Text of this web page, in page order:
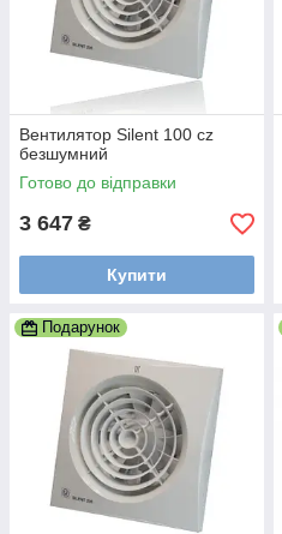
Вентилятор Silent 100 cz
безшумний
Готово до відправки
3 647 ₴
Купити
Подарунок